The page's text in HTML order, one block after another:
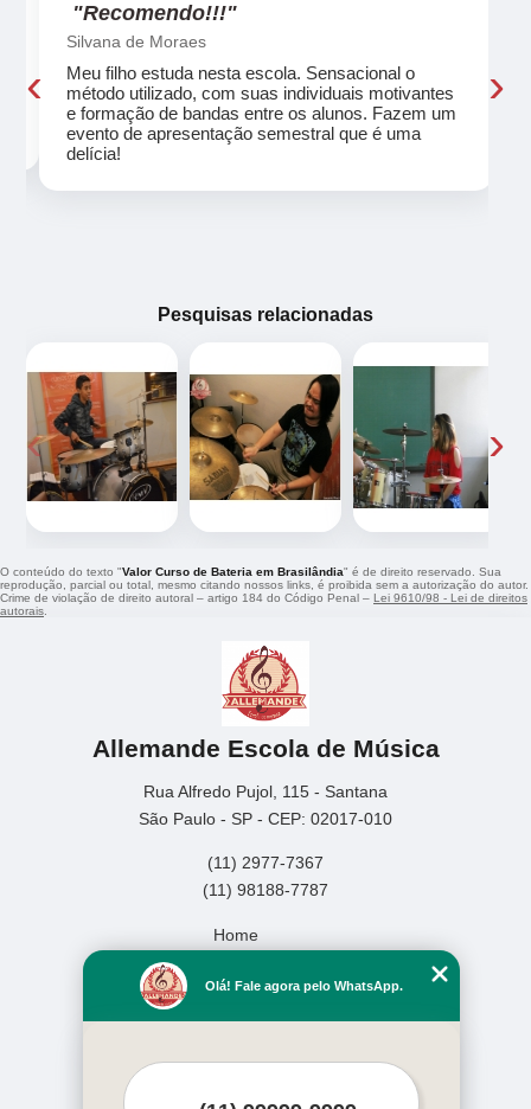
"Recomendo!!!"
Silvana de Moraes
Meu filho estuda nesta escola. Sensacional o
método utilizado, com suas individuais motivantes
e formação de bandas entre os alunos. Fazem um
evento de apresentação semestral que é uma
delícia!
‹ ›
Pesquisas relacionadas
‹ ›
O conteúdo do texto "Valor Curso de Bateria em Brasilândia" é de direito reservado. Sua
reprodução, parcial ou total, mesmo citando nossos links, é proibida sem a autorização do autor.
Crime de violação de direito autoral – artigo 184 do Código Penal – Lei 9610/98 - Lei de direitos
autorais.
Allemande Escola de Música
Rua Alfredo Pujol, 115 - Santana
São Paulo - SP - CEP: 02017-010
(11) 2977-7367
(11) 98188-7787
Home
Missão
Olá! Fale agora pelo WhatsApp.